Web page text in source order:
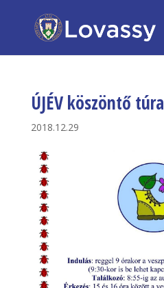
ÚJÉV köszöntő túra
2018.12.29